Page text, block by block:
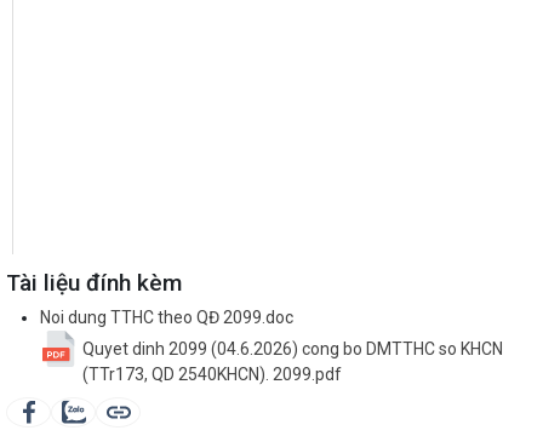
Tài liệu đính kèm
Noi dung TTHC theo QĐ 2099.doc
Quyet dinh 2099 (04.6.2026) cong bo DMTTHC so KHCN
(TTr173, QD 2540KHCN). 2099.pdf